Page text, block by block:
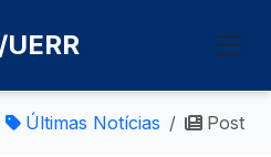
Últimas Notícias Post